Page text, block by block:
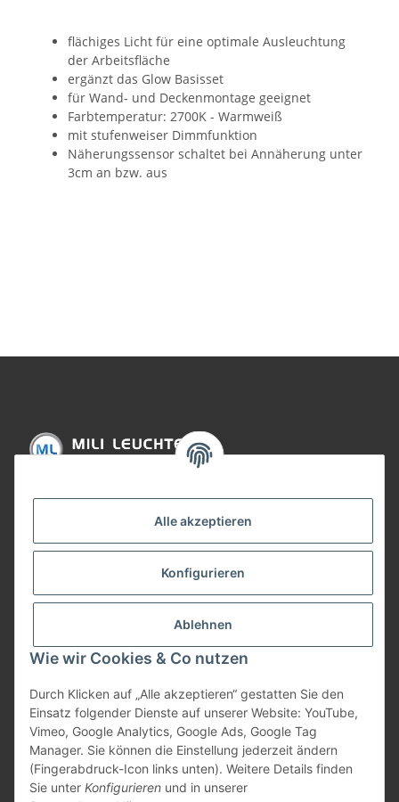
Alle akzeptieren
Konfigurieren
Ablehnen
Wie wir Cookies & Co nutzen
Durch Klicken auf „Alle akzeptieren“ gestatten Sie den
Einsatz folgender Dienste auf unserer Website: YouTube,
Vimeo, Google Analytics, Google Ads, Google Tag
Manager. Sie können die Einstellung jederzeit ändern
(Fingerabdruck-Icon links unten). Weitere Details finden
Sie unter Konfigurieren und in unserer
flächiges Licht für eine optimale Ausleuchtung
der Arbeitsfläche
ergänzt das Glow Basisset
für Wand- und Deckenmontage geeignet
Farbtemperatur: 2700K - Warmweiß
mit stufenweiser Dimmfunktion
Näherungssensor schaltet bei Annäherung unter
3cm an bzw. aus
Gesetzliche Informationen
Bezahlung
Vertrag widerrufen